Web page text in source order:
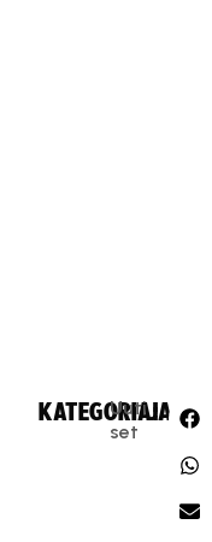
KATEGORIA:
Uuti
set
JAA: